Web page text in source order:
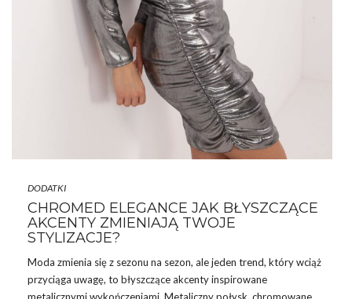
DODATKI
CHROMED ELEGANCE JAK BŁYSZCZĄCE
AKCENTY ZMIENIAJĄ TWOJE
STYLIZACJE?
Moda zmienia się z sezonu na sezon, ale jeden trend, który wciąż
przyciąga uwagę, to błyszczące akcenty inspirowane